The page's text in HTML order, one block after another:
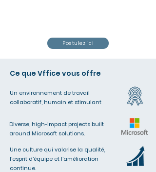
Postulez ici
Ce que Vffice vous offre
Un environnement de travail
collaboratif, humain et stimulant
Diverse, high-impact projects built
around Microsoft solutions.
Une culture qui valorise la qualité,
l’esprit d’équipe et l’amélioration
continue.